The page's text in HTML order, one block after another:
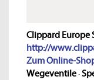
Clippard Europe
http://
Zum Online-
Wegeventile·